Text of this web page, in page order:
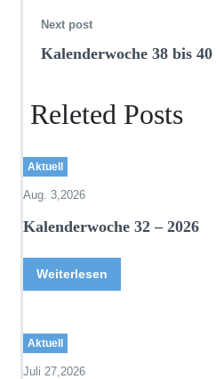
Next post
Kalenderwoche 38 bis 40
Releted Posts
Aktuell
Aug. 3,2026
Kalenderwoche 32 – 2026
Weiterlesen
Aktuell
Juli 27,2026